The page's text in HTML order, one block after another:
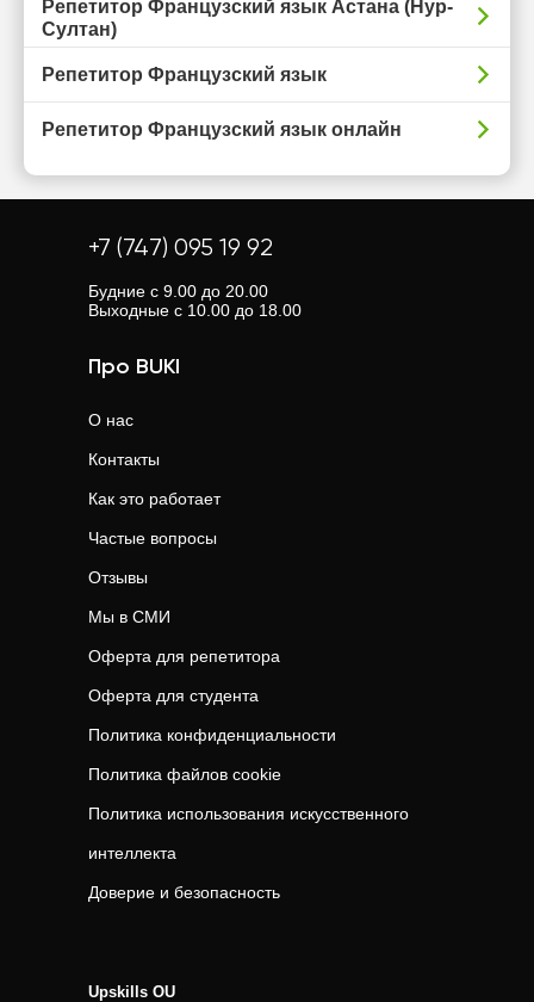
Репетитор Французский язык Астана (Нур-
Султан)
Репетитор Французский язык
Репетитор Французский язык онлайн
+7 (747) 095 19 92
Будние с 9.00 до 20.00
Выходные с 10.00 до 18.00
Про BUKI
О нас
Контакты
Как это работает
Частые вопросы
Отзывы
Мы в СМИ
Оферта для репетитора
Оферта для студента
Политика конфиденциальности
Политика файлов cookie
Политика использования искусственного
интеллекта
Доверие и безопасность
Upskills OU